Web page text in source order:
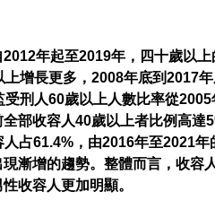
年起至2019年，四十歲以上
增長更多，2008年底到2017
刑人60歲以上人數比率從
部收容人40歲以上者比例高達
占61.4%，由2016年至2021年
漸增的趨勢。整體而言，收容
收容人更加明顯。